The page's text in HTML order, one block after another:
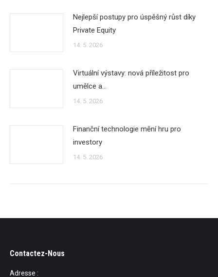
Nejlepší postupy pro úspěšný růst díky
Private Equity
14. 5. 2026
Virtuální výstavy: nová příležitost pro
umělce a…
14. 5. 2026
Finanční technologie mění hru pro
investory
14. 5. 2026
Contactez-Nous
Adresse :